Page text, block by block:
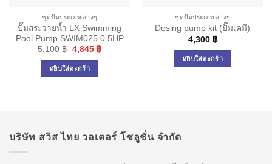
ชุดปั๊มประเภทต่างๆ
ปั๊มสระว่ายน้ำ LX Swimming
Pool Pump SWIM025 0.5HP
5,100฿ Original
was:
5,100 ฿.
4,845 ฿Current
หยิบใส่ตะกร้า
ชุดปั๊มประเภทต่างๆ
Dosing pump kit (ปั๊มเคมี)
4,300 ฿
หยิบใส่ตะกร้า
บริษัท สวิส ไทย วอเตอร์ โซลูชั่น จำกัด